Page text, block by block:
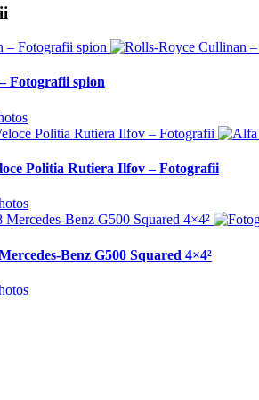
Fotografii spion
Politia Rutiera Ilfov – Fotografii
Benz G500 Squared 4×4²